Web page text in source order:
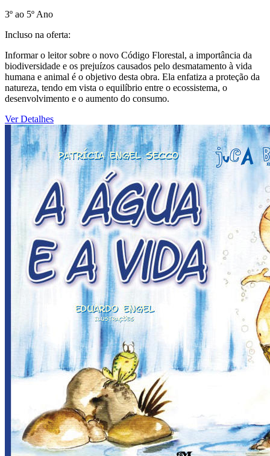
3º ao 5º Ano
Incluso na oferta:
Informar o leitor sobre o novo Código Florestal, a importância da
biodiversidade e os prejuízos causados pelo desmatamento à vida
humana e animal é o objetivo desta obra. Ela enfatiza a proteção da
natureza, tendo em vista o equilíbrio entre o ecossistema, o
desenvolvimento e o aumento do consumo.
Ver Detalhes